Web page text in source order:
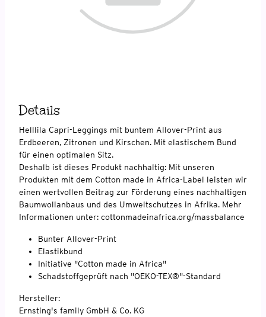
Details
Helllila Capri-Leggings mit buntem Allover-Print aus
Erdbeeren, Zitronen und Kirschen. Mit elastischem Bund
für einen optimalen Sitz.
Deshalb ist dieses Produkt nachhaltig: Mit unseren
Produkten mit dem Cotton made in Africa-Label leisten wir
einen wertvollen Beitrag zur Förderung eines nachhaltigen
Baumwollanbaus und des Umweltschutzes in Afrika. Mehr
Informationen unter: cottonmadeinafrica.org/massbalance
Bunter Allover-Print
Elastikbund
Initiative "Cotton made in Africa"
Schadstoffgeprüft nach "OEKO-TEX®"-Standard
Hersteller:
Ernsting's family GmbH & Co. KG